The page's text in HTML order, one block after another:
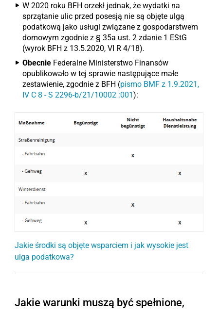
W 2020 roku BFH orzekł jednak, że wydatki na
sprzątanie ulic przed posesją nie są objęte ulgą
podatkową jako usługi związane z gospodarstwem
domowym zgodnie z § 35a ust. 2 zdanie 1 EStG
(wyrok BFH z 13.5.2020, VI R 4/18).
Obecnie Federalne Ministerstwo Finansów
opublikowało w tej sprawie następujące małe
zestawienie, zgodnie z BFH (pismo BMF z 1.9.2021,
IV C 8 - S 2296-b/21/10002 :001):
Jakie środki są objęte wsparciem i jak wysokie jest
ulga podatkowa?
Jakie warunki muszą być spełnione,